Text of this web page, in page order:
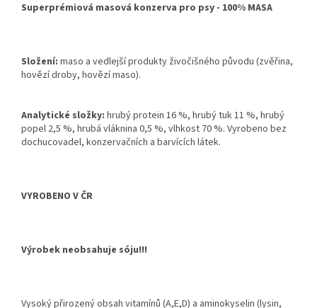
Superprémiová masová konzerva pro psy - 100% MASA
Složení: maso a vedlejší produkty živočišného původu (zvěřina,
hovězí droby, hovězí maso).
Analytické složky: hrubý protein 16 %, hrubý tuk 11 %, hrubý
popel 2,5 %, hrubá vláknina 0,5 %, vlhkost 70 %. Vyrobeno bez
dochucovadel, konzervačních a barvících látek.
VYROBENO V ČR
Výrobek neobsahuje sóju!!!
Vysoký přirozený obsah vitamínů (A,E,D) a aminokyselin (lysin,